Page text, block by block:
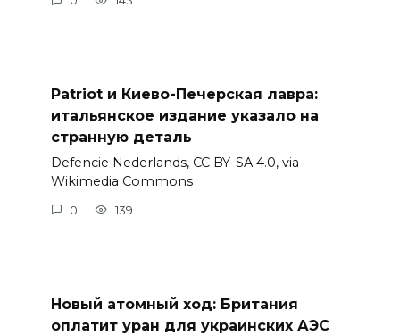
Patriot и Киево-Печерская лавра:
итальянское издание указало на
странную деталь
Defencie Nederlands, CC BY-SA 4.0, via
Wikimedia Commons
0 139
Новый атомный ход: Британия
оплатит уран для украинских АЭС